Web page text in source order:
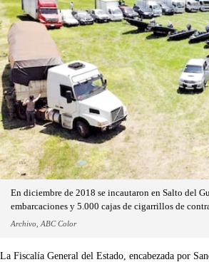
En diciembre de 2018 se incautaron en Salto del
embarcaciones y 5.000 cajas de cigarrillos de
Archivo, ABC Color
La Fiscalía General del Estado, encabezada por